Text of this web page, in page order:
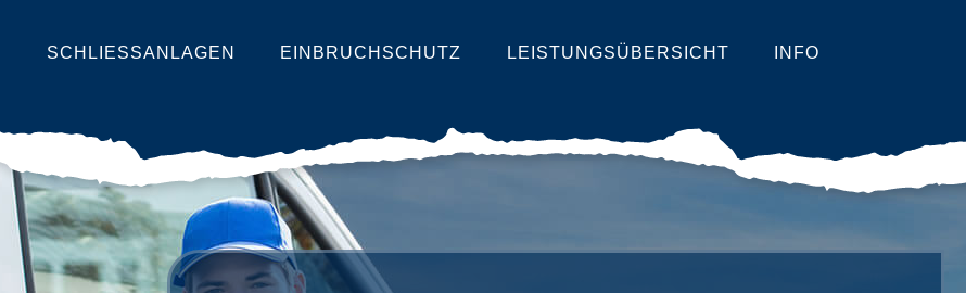
SCHLIESSANLAGEN EINBRUCHSCHUTZ LEISTUNGSÜBERSICHT INFO